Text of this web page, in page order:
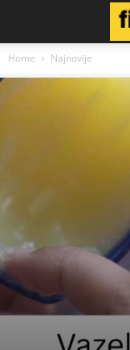
Home Najnovije